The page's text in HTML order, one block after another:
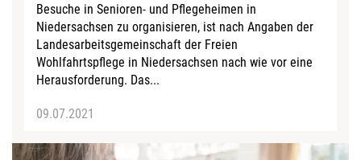
Besuche in Senioren- und Pflegeheimen in
Niedersachsen zu organisieren, ist nach Angaben der
Landesarbeitsgemeinschaft der Freien
Wohlfahrtspflege in Niedersachsen nach wie vor eine
Herausforderung. Das...
09.07.2021